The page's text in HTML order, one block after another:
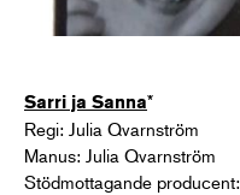
Sarri ja Sanna*
Regi: Julia Qvarnström
Manus: Julia Qvarnström
Stödmottagande